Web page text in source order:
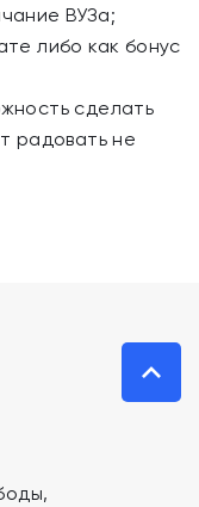
ВУЗа;
либо как бонус
сделать
радовать не